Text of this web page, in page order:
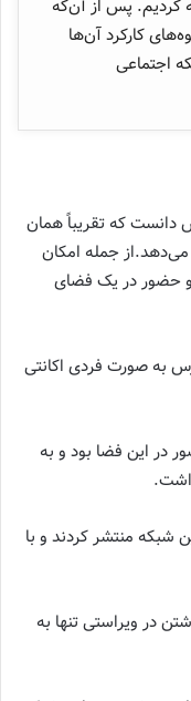
کردیم. پس از آن‌که
کارکرد آن‌ها
اجتماعی
دانست که تقریباً همان
می‌دهد.از جمله امکان
و حضور در یک فضای
به صورت فردی اکانتی
در این فضا بود و به
شبکه منتشر کردند و با
در ویراستی تنها به